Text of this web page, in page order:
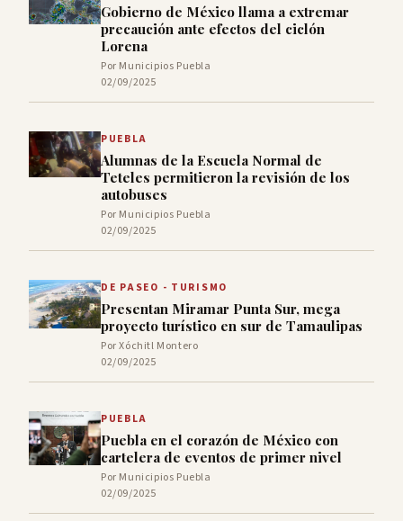
Gobierno de México llama a extremar
precaución ante efectos del ciclón
Lorena
Por Municipios Puebla
02/09/2025
PUEBLA
Alumnas de la Escuela Normal de
Teteles permitieron la revisión de los
autobuses
Por Municipios Puebla
02/09/2025
DE PASEO - TURISMO
Presentan Miramar Punta Sur, mega
proyecto turístico en sur de Tamaulipas
Por Xóchitl Montero
02/09/2025
PUEBLA
Puebla en el corazón de México con
cartelera de eventos de primer nivel
Por Municipios Puebla
02/09/2025